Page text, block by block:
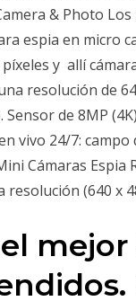
& Photo
espia en micro
y allí
resolución de
de 8MP
vivo 24/7:
Cámaras Espia
(640 x
mejor